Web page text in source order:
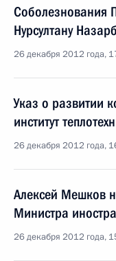
Соболезнования
Нурсултану
26 декабря 2012 года,
Указ о развитии
институт
26 декабря 2012 года,
Алексей Мешков
Министра
26 декабря 2012 года,